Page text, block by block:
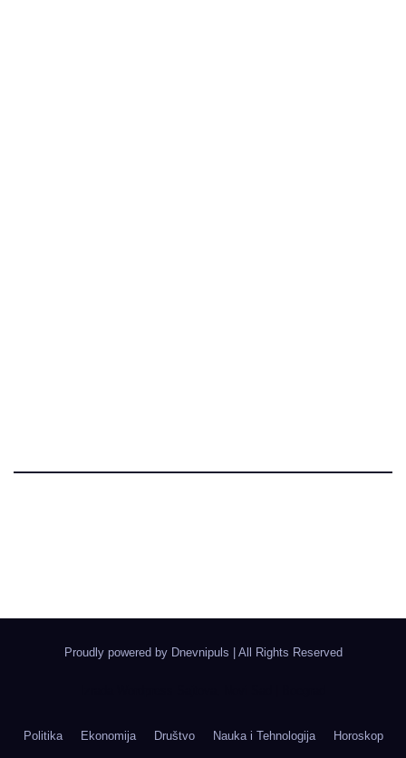
Proudly powered by Dnevnipuls All Rights Reserved
Politika Ekonomija Društvo Nauka i Tehnologija Horoskop